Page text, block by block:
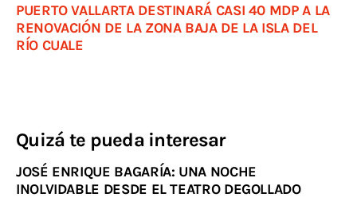
PUERTO VALLARTA DESTINARÁ CASI 40 MDP A LA
RENOVACIÓN DE LA ZONA BAJA DE LA ISLA DEL
RÍO CUALE
Quizá te pueda interesar
JOSÉ ENRIQUE BAGARÍA: UNA NOCHE
INOLVIDABLE DESDE EL TEATRO DEGOLLADO